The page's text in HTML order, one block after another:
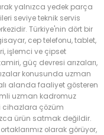
yalnızca yedek parça
seviye teknik servis
Türkiye'nin dört bir
cep telefonu, tablet,
işlemci ve çipset
güç devresi arızaları,
konusunda uzman
alanda faaliyet gösteren
uzman kadromuz
cihazlara çözüm
ürün satmak değildir.
olarak görüyor,